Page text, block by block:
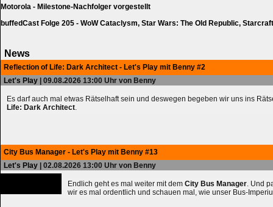
Motorola - Milestone-Nachfolger vorgestellt
buffedCast Folge 205 - WoW Cataclysm, Star Wars: The Old Republic,
News
Reflection of Life: Dark Architect - Let's Play mit Benny #2
Let's Play | 09.08.2026 13:00 Uhr von Benny
Es darf auch mal etwas Rätselhaft sein und deswegen begeben wir uns ins
Life: Dark Architect.
City Bus Manager - Let's Play mit Benny #13
Let's Play | 02.08.2026 13:00 Uhr von Benny
Endlich geht es mal weiter mit dem City Bus Manager. Und
wir es mal ordentlich und schauen mal, wie unser Bus-